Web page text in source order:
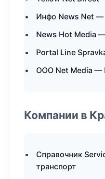
Инфо News Net —
News Hot Media
Portal Line
ООО Net Media —
Компании в
Справочник
транспорт